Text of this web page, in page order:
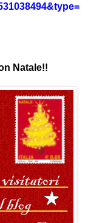
Natale!!